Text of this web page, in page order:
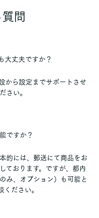
問
大丈夫ですか？
から設定までサポートさせ
さい。
ですか？
的には、郵送にて商品をお
ております。ですが、都内
み、オプション）も可能と
ください。